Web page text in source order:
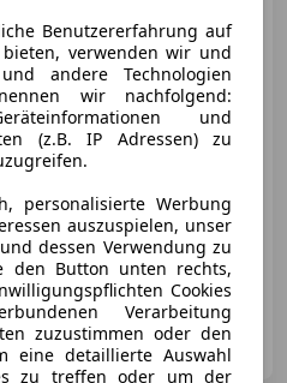
€ 27 999
Diesel 150 kW (204 PS)
Benutzererfahrung auf
verwenden wir und
andere Technologien
wir nachfolgend:
und
(z.B. IP Adressen) zu
personalisierte Werbung
auszuspielen, unser
dessen Verwendung zu
den Button unten rechts,
Cookies
Verarbeitung
zuzustimmen oder den
eine detaillierte Auswahl
zu treffen oder um der